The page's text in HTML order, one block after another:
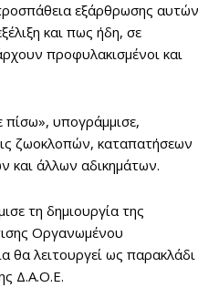
εξάρθρωσης αυτών
και πως ήδη, σε
προφυλακισμένοι και
πίσω», υπογράμμισε,
ζωοκλοπών, καταπατήσεων
και άλλων αδικημάτων.
τη δημιουργία της
Οργανωμένου
θα λειτουργεί ως παρακλάδι
Δ.Α.Ο.Ε.